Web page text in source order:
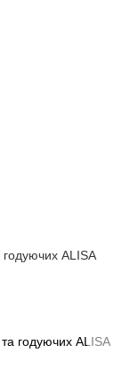
годуючих ALISA